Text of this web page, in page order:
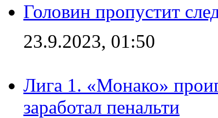
Головин пропустит
23.9.2023, 01:50
Лига 1. «Монако»
заработал пенальти